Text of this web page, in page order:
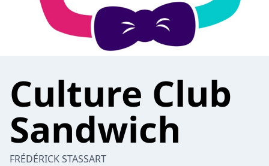
Culture Club
Sandwich
FRÉDÉRICK STASSART